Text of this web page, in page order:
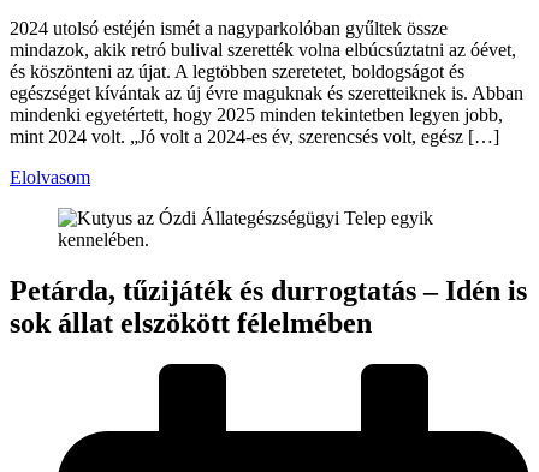
2024 utolsó estéjén ismét a nagyparkolóban gyűltek össze
mindazok, akik retró bulival szerették volna elbúcsúztatni az óévet,
és köszönteni az újat. A legtöbben szeretetet, boldogságot és
egészséget kívántak az új évre maguknak és szeretteiknek is. Abban
mindenki egyetértett, hogy 2025 minden tekintetben legyen jobb,
mint 2024 volt. „Jó volt a 2024-es év, szerencsés volt, egész […]
Elolvasom
Petárda, tűzijáték és durrogtatás – Idén is
sok állat elszökött félelmében